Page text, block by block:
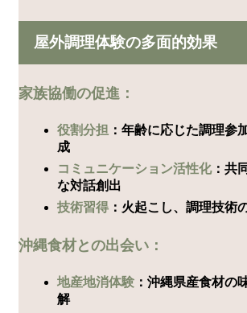
屋外調理体験の多面的効果
家族協働の促進：
役割分担 ：年齢に応じた調理参
成
コミュニケーション活性化：共
な対話創出
技術習得 ：火起こし、調理技術
沖縄食材との出会い：
地産地消体験 ：沖縄県産食材の
解